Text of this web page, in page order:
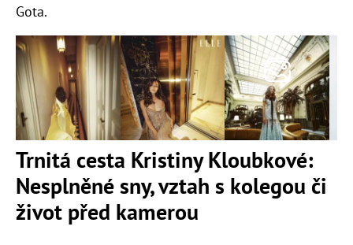
Gota.
Trnitá cesta Kristiny Kloubkové:
Nesplněné sny, vztah s kolegou či
život před kamerou